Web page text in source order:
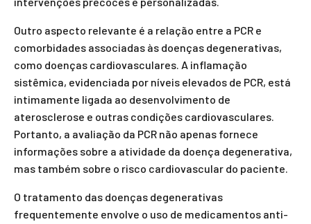
Outro aspecto relevante é a relação entre a PCR e
comorbidades associadas às doenças degenerativas,
como doenças cardiovasculares. A inflamação
sistêmica, evidenciada por níveis elevados de PCR, está
intimamente ligada ao desenvolvimento de
aterosclerose e outras condições cardiovasculares.
Portanto, a avaliação da PCR não apenas fornece
informações sobre a atividade da doença degenerativa,
mas também sobre o risco cardiovascular do paciente.
O tratamento das doenças degenerativas
frequentemente envolve o uso de medicamentos anti-